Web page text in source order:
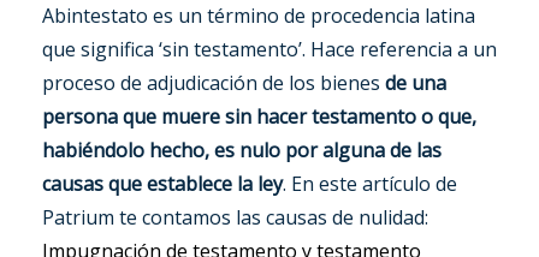
Abintestato es un término de procedencia latina
que significa ‘sin testamento’. Hace referencia a un
proceso de adjudicación de los bienes de una
persona que muere sin hacer testamento o que,
habiéndolo hecho, es nulo por alguna de las
causas que establece la ley. En este artículo de
Patrium te contamos las causas de nulidad:
Impugnación de testamento y testamento